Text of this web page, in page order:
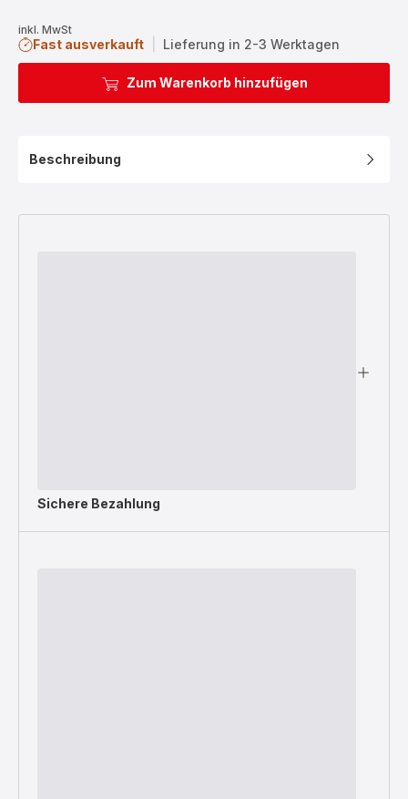
inkl. MwSt
Fast ausverkauft Lieferung in 2-3 Werktagen
Zum Warenkorb hinzufügen
Beschreibung
Sichere Bezahlung